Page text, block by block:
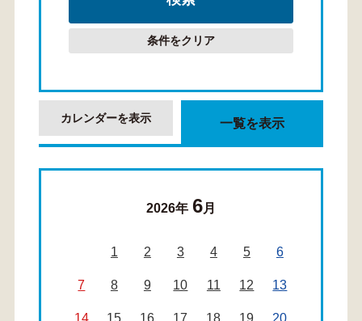
条件をクリア
カレンダーを表示 一覧を表示
2026年 6月
1 2 3 4 5 6
7 8 9 10 11 12 13